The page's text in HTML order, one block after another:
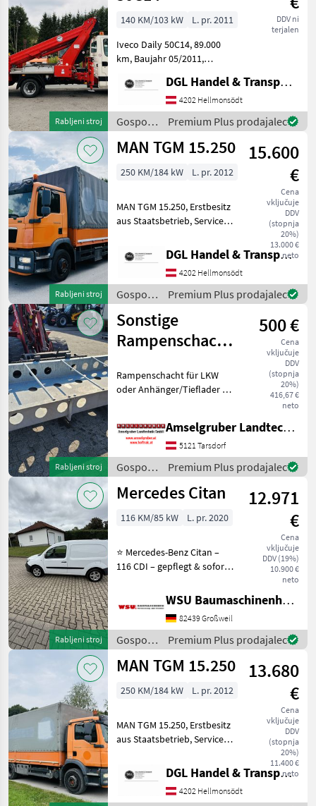
Rabljeni stroj
DDV ni
terjalen
140 KM/103 kW
L. pr. 2011
Iveco Daily 50C14, 89.000
km, Baujahr 05/2011,
Staatsbetrieb, Diesel,
TB270, 27 m Reichweite!!!
seitlich 14 m bei ca.
DGL Handel & Transporte
4202 Hellmonsödt
Gospodarska
vozila /
Iveco
Premium Plus prodajalec
Rabljeni stroj
MAN TGM 15.250
15.600
€
Cena
vključuje
DDV
(stopnja
20%)
13.000 €
neto
250 KM/184 kW L. pr. 2012
MAN TGM 15.250, Erstbesitz
aus Staatsbetrieb, Service
188.000 km, Ladebordwand
( 4x Steuerung), Klima,
Sitzheizung, Sitzkühlung,
DGL Handel & Transporte
4202 Hellmonsödt
Gospodarska
vozila /
MAN
Premium Plus prodajalec
Rabljeni stroj
Sonstige
Rampenschacht
500 €
Cena
vključuje
DDV
(stopnja
20%)
416,67 €
neto
Rampenschacht für LKW
oder Anhänger/Tieflader zu
Gospodarska vozila
Tovornjak
Amselgruber Landtechnik GmbH
5121 Tarsdorf
Gospodarska
vozila /
Sonstige
Premium Plus prodajalec
Rabljeni stroj
Mercedes Citan
12.971
€
Cena
vključuje
DDV (19%)
10.900 €
neto
116 KM/85 kW L. pr. 2020
⭐ Mercedes-Benz Citan –
116 CDI – gepflegt & sofort
steht ein gepflegter
Mercedes-Benz Citan 116
CDI aus Erstzulassung
11/2020. Das Fahrze
WSU Baumaschinenhandel u. Gerätevermietung GmbH
82439 Großweil
Gospodarska
vozila /
Mercedes
Premium Plus prodajalec
MAN TGM 15.250
13.680
€
Cena
vključuje
DDV
(stopnja
20%)
11.400 €
neto
250 KM/184 kW L. pr. 2012
MAN TGM 15.250, Erstbesitz
aus Staatsbetrieb, Service
Pickerl im Aug. 26 neu
gemacht, ohne Mängel,
335.000 km, Ladebordwand
DGL Handel & Transporte
4202 Hellmonsödt